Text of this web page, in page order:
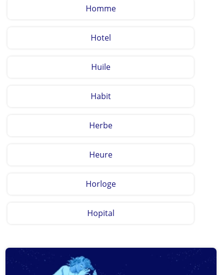
Homme
Hotel
Huile
Habit
Herbe
Heure
Horloge
Hopital